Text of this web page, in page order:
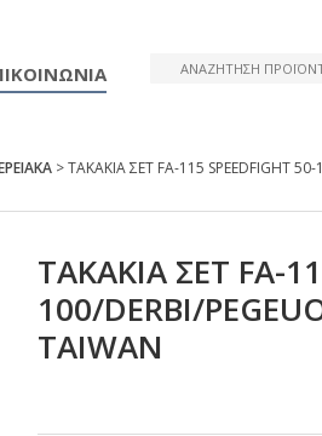
> ΤΑΚΑΚΙΑ ΣΕΤ FΑ-115 SΡΕΕDFΙGΗΤ
ΤΑΚΑΚΙΑ ΣΕΤ FΑ-
100/DΕRΒΙ/
ΤΑΙWΑΝ